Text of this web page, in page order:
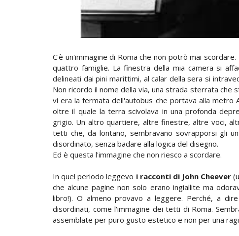
C'è un'immagine di Roma che non potrò mai
quattro famiglie. La finestra della mia camera si
delineati dai pini marittimi, al calar della sera si
Non ricordo il nome della via, una strada sterrata che
vi era la fermata dell'autobus che portava alla metro
oltre il quale la terra scivolava in una profonda
grigio. Un altro quartiere, altre finestre, altre voci,
tetti che, da lontano, sembravano sovrapporsi gli
disordinato, senza badare alla logica del disegno.
Ed è questa l'immagine che non riesco a scordare.
In quel periodo leggevo i racconti di John Cheever
che alcune pagine non solo erano ingiallite ma
libro!). O almeno provavo a leggere. Perché, a
disordinati, come l'immagine dei tetti di Roma.
assemblate per puro gusto estetico e non per una